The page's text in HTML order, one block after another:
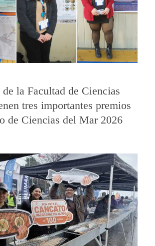
de la Facultad de Ciencias
tres importantes premios
de Ciencias del Mar 2026